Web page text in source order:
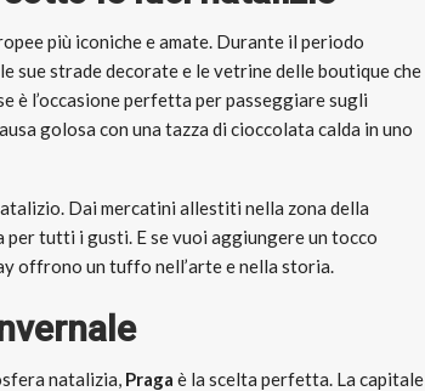
più iconiche e amate. Durante il periodo
sue strade decorate e le vetrine delle boutique che
è l’occasione perfetta per passeggiare sugli
golosa con una tazza di cioccolata calda in uno
Dai mercatini allestiti nella zona della
per tutti i gusti. E se vuoi aggiungere un tocco
offrono un tuffo nell’arte e nella storia.
natalizia, Praga è la scelta perfetta. La capitale